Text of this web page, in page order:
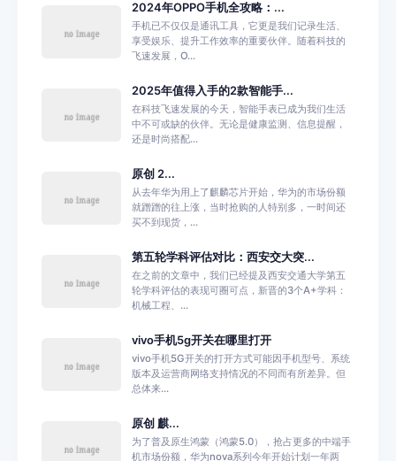
2024年OPPO手机全攻略：...
手机已不仅仅是通讯工具，它更是我们记录生活、
享受娱乐、提升工作效率的重要伙伴。随着科技的
飞速发展，O...
2025年值得入手的2款智能手...
在科技飞速发展的今天，智能手表已成为我们生活
中不可或缺的伙伴。无论是健康监测、信息提醒，
还是时尚搭配...
原创 2...
从去年华为用上了麒麟芯片开始，华为的市场份额
就蹭蹭的往上涨，当时抢购的人特别多，一时间还
买不到现货，...
第五轮学科评估对比：西安交大突...
在之前的文章中，我们已经提及西安交通大学第五
轮学科评估的表现可圈可点，新晋的3个A+学科：
机械工程、...
vivo手机5g开关在哪里打开
vivo手机5G开关的打开方式可能因手机型号、系统
版本及运营商网络支持情况的不同而有所差异。但
总体来...
原创 麒...
为了普及原生鸿蒙（鸿蒙5.0），抢占更多的中端手
机市场份额，华为nova系列今年开始计划一年两